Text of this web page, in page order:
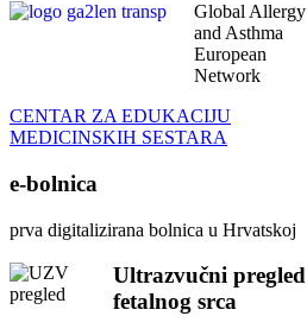
Global Allergy
and Asthma
European
Network
CENTAR ZA EDUKACIJU
MEDICINSKIH SESTARA
e-bolnica
prva digitalizirana bolnica u Hrvatskoj
Ultrazvučni pregled
fetalnog srca